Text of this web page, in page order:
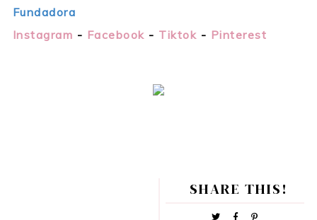
Fundadora
Instagram - Facebook - Tiktok - Pinterest
SHARE THIS!